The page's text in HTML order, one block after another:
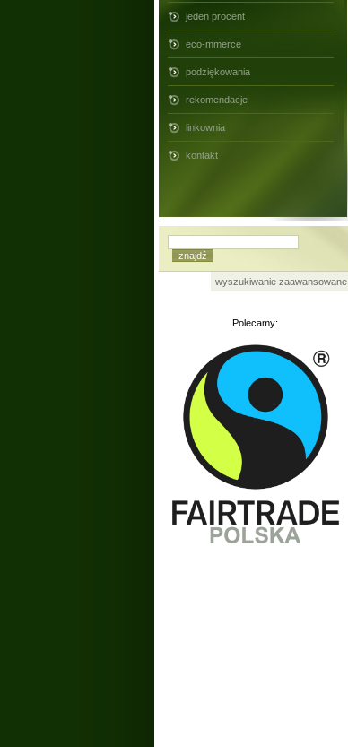
jeden procent
eco-mmerce
podziękowania
rekomendacje
linkownia
kontakt
wyszukiwanie zaawansowane
Polecamy: